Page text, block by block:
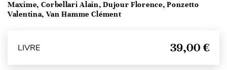
Maxime, Corbellari Alain, Dujour Florence, Ponzetto
Valentina, Van Hamme Clément
LIVRE 39,00 €